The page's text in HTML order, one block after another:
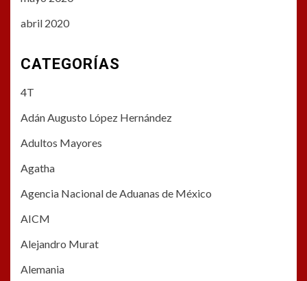
abril 2020
CATEGORÍAS
4T
Adán Augusto López Hernández
Adultos Mayores
Agatha
Agencia Nacional de Aduanas de México
AICM
Alejandro Murat
Alemania